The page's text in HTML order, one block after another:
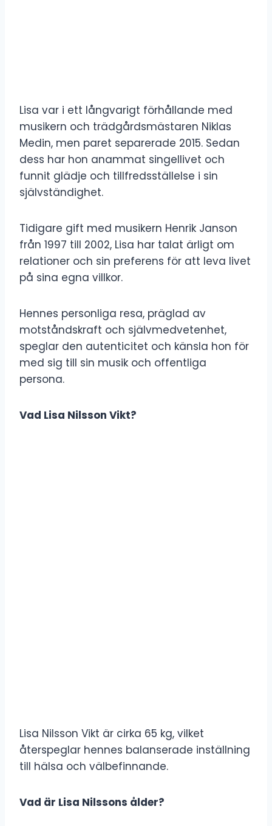
Lisa var i ett långvarigt förhållande med
musikern och trädgårdsmästaren Niklas
Medin, men paret separerade 2015. Sedan
dess har hon anammat singellivet och
funnit glädje och tillfredsställelse i sin
självständighet.
Tidigare gift med musikern Henrik Janson
från 1997 till 2002, Lisa har talat ärligt om
relationer och sin preferens för att leva livet
på sina egna villkor.
Hennes personliga resa, präglad av
motståndskraft och självmedvetenhet,
speglar den autenticitet och känsla hon för
med sig till sin musik och offentliga
persona.
Vad Lisa Nilsson Vikt?
Lisa Nilsson Vikt är cirka 65 kg, vilket
återspeglar hennes balanserade inställning
till hälsa och välbefinnande.
Vad är Lisa Nilssons ålder?